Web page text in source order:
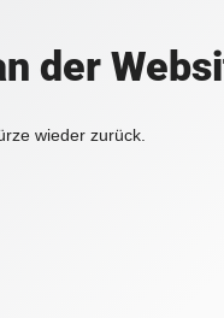
der
wieder zurück.